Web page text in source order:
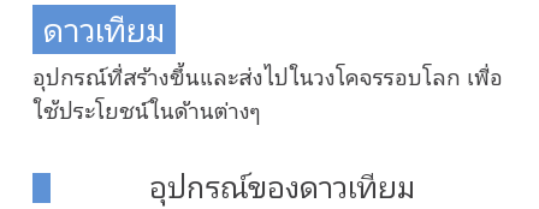
ดาวเทียม
อุปกรณ์ที่สร้างขึ้นและส่งไปในวงโคจรรอบโลก เพื่อ
ใช้ประโยชน์ในด้านต่างๆ
อุปกรณ์ของดาวเทียม